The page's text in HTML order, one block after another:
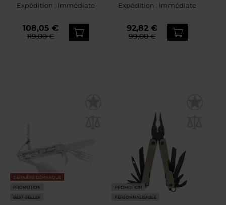
Expédition : Immédiate
108,05 €
119,00 €
Expédition : Immédiate
92,82 €
99,00 €
DERNIÈRE DÉMARQUE
PROMOTION
BEST-SELLER
PROMOTION
PERSONNALISABLE